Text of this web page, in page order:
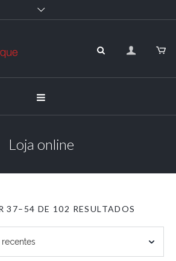
Loja online
37–54 DE 102 RESULTADOS
MAIS